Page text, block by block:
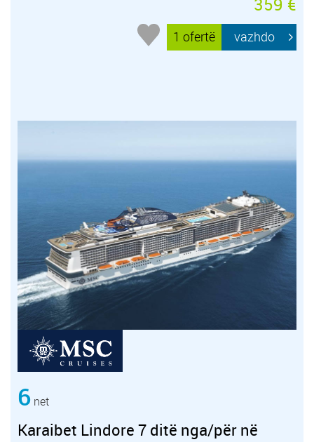
1 ofertë vazhdo
6 net
Karaibet Lindore 7 ditë nga/për në